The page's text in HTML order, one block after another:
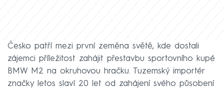
Česko patří mezi první zeměna světě, kde dostali
zájemci příležitost zahájit přestavbu sportovního kupé
BMW M2 na okruhovou hračku. Tuzemský importér
značky letos slaví 20 let od zahájení svého působení